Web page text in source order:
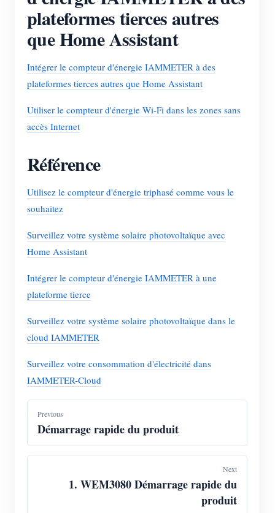
plateformes tierces autres
que Home Assistant
Intégrer le compteur d'énergie IAMMETER à des
plateformes tierces autres que Home Assistant
Utiliser le compteur d'énergie Wi-Fi dans les zones sans
accès Internet
Référence
Utilisez le compteur d'énergie triphasé comme vous le
souhaitez
Surveillez votre système solaire photovoltaïque avec
Home Assistant
Intégrer le compteur d'énergie IAMMETER à une
plateforme tierce
Surveillez votre système solaire photovoltaïque dans le
cloud IAMMETER
Surveillez votre consommation d'électricité dans
IAMMETER-Cloud
Previous
Démarrage rapide du produit
Next
1. WEM3080 Démarrage rapide du
produit